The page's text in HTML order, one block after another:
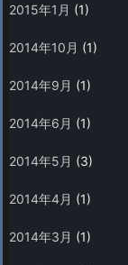
2015年1月 (1)
2014年10月 (1)
2014年9月 (1)
2014年6月 (1)
2014年5月 (3)
2014年4月 (1)
2014年3月 (1)